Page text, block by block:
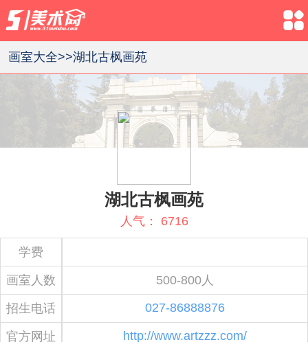
画室大全>>湖北古枫画苑
湖北古枫画苑
人气： 6716
学费
画室人数 500-800人
招生电话 027-86888876
官方网址 http://www.artzzz.com/